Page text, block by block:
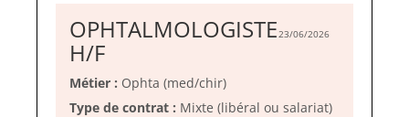
23/06/2026
OPHTALMOLOGISTE
H/F(Nouvelle
fenêtre)
Métier : Ophta (med/chir)
Type de contrat : Mixte (libéral ou salariat)